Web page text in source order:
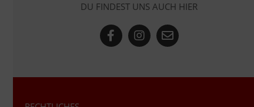
DU FINDEST UNS AUCH HIER